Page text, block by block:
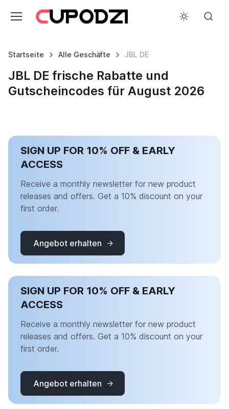
Startseite Alle Geschäfte JBL DE
JBL DE frische Rabatte und
Gutscheincodes für August 2026
SIGN UP FOR 10% OFF & EARLY
ACCESS
Receive a monthly newsletter for new product
releases and offers. Get a 10% discount on your
first order.
Angebot erhalten
SIGN UP FOR 10% OFF & EARLY
ACCESS
Receive a monthly newsletter for new product
releases and offers. Get a 10% discount on your
first order.
Angebot erhalten